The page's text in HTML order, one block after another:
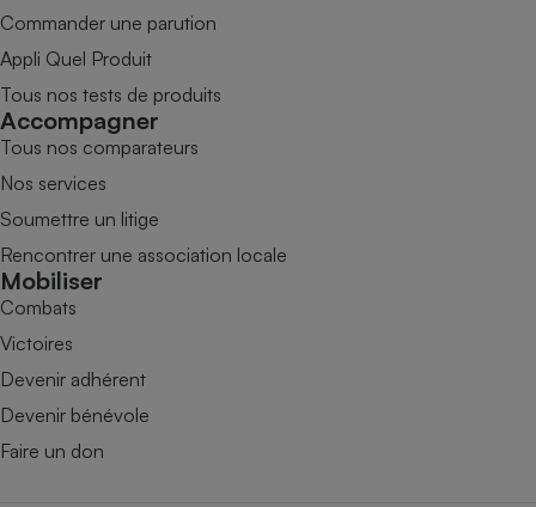
Commander une parution
Appli Quel Produit
Tous nos tests de produits
Accompagner
Tous nos comparateurs
Nos services
Soumettre un litige
Rencontrer une association locale
Mobiliser
Combats
Victoires
Devenir adhérent
Devenir bénévole
Faire un don